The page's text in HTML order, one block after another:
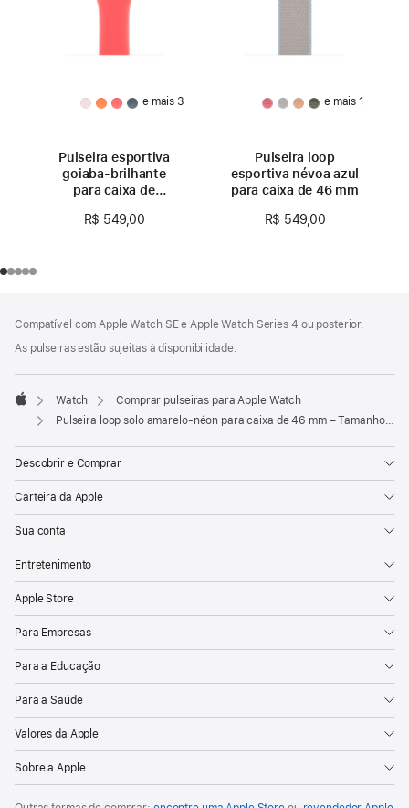
e mais 3
Pulseira esportiva
goiaba-brilhante
para caixa de
R$ 549,00
e mais 1
Pulseira loop
esportiva névoa azul
para caixa de 46 mm
R$ 549,00
de
rodapé
Compatível com Apple Watch SE e Apple Watch Series 4 ou posterior.
As pulseiras estão sujeitas à disponibilidade.
Apple
Watch
Comprar pulseiras para Apple Watch
Pulseira loop solo amarelo-néon para caixa de 46 mm – Tamanho 12
Descobrir e Comprar
Carteira da Apple
Sua conta
Entretenimento
Apple Store
Para Empresas
Para a Educação
Para a Saúde
Valores da Apple
Sobre a Apple